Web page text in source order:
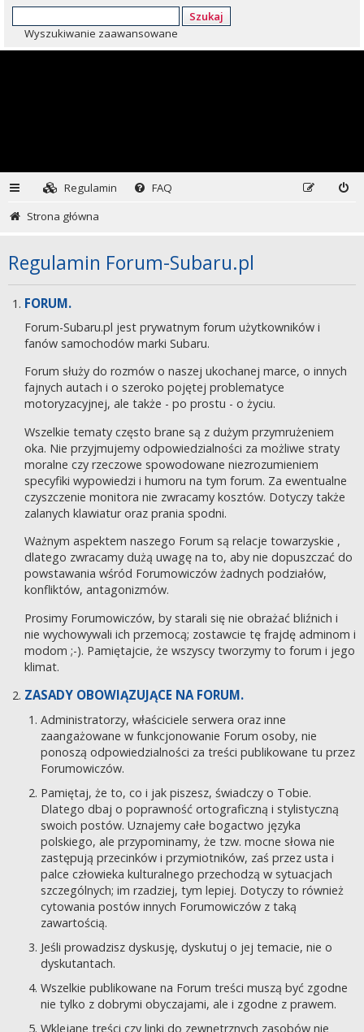
Szukaj
Wyszukiwanie zaawansowane
Regulamin
FAQ
Strona główna
Regulamin Forum-Subaru.pl
FORUM.
Forum-Subaru.pl jest prywatnym forum użytkowników i
fanów samochodów marki Subaru.
Forum służy do rozmów o naszej ukochanej marce, o innych
fajnych autach i o szeroko pojętej problematyce
motoryzacyjnej, ale także - po prostu - o życiu.
Wszelkie tematy często brane są z dużym przymrużeniem
oka. Nie przyjmujemy odpowiedzialności za możliwe straty
moralne czy rzeczowe spowodowane niezrozumieniem
specyfiki wypowiedzi i humoru na tym forum. Za ewentualne
czyszczenie monitora nie zwracamy kosztów. Dotyczy także
zalanych klawiatur oraz prania spodni.
Ważnym aspektem naszego Forum są relacje towarzyskie ,
dlatego zwracamy dużą uwagę na to, aby nie dopuszczać do
powstawania wśród Forumowiczów żadnych podziałów,
konfliktów, antagonizmów.
Prosimy Forumowiczów, by starali się nie obrażać bliźnich i
nie wychowywali ich przemocą; zostawcie tę frajdę adminom i
modom ;-). Pamiętajcie, że wszyscy tworzymy to forum i jego
klimat.
ZASADY OBOWIĄZUJĄCE NA FORUM.
Administratorzy, właściciele serwera oraz inne
zaangażowane w funkcjonowanie Forum osoby, nie
ponoszą odpowiedzialności za treści publikowane tu przez
Forumowiczów.
Pamiętaj, że to, co i jak piszesz, świadczy o Tobie.
Dlatego dbaj o poprawność ortograficzną i stylistyczną
swoich postów. Uznajemy całe bogactwo języka
polskiego, ale przypominamy, że tzw. mocne słowa nie
zastępują przecinków i przymiotników, zaś przez usta i
palce człowieka kulturalnego przechodzą w sytuacjach
szczególnych; im rzadziej, tym lepiej. Dotyczy to również
cytowania postów innych Forumowiczów z taką
zawartością.
Jeśli prowadzisz dyskusję, dyskutuj o jej temacie, nie o
dyskutantach.
Wszelkie publikowane na Forum treści muszą być zgodne
nie tylko z dobrymi obyczajami, ale i zgodne z prawem.
Wklejane treści czy linki do zewnętrznych zasobów nie